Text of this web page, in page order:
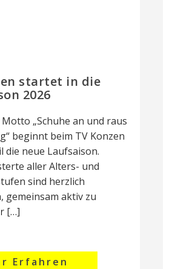
startet in die
2026
„Schuhe an und raus
beginnt beim TV Konzen
die neue Laufsaison.
aller Alters- und
sind herzlich
gemeinsam aktiv zu
[…]
Erfahren